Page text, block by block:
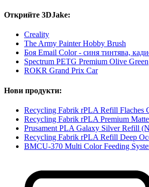
Открийте 3DJake:
Creality
The Army Painter Hobby Brush
Боя Email Color - синя тинтява,
Spectrum PETG Premium Olive Green
ROKR Grand Prix Car
Нови продукти:
Recycling Fabrik rPLA Refill Flaches
Recycling Fabrik rPLA Premium
Prusament PLA Galaxy Silver Refill
Recycling Fabrik rPLA Refill Deep
BMCU-370 Multi Color Feeding